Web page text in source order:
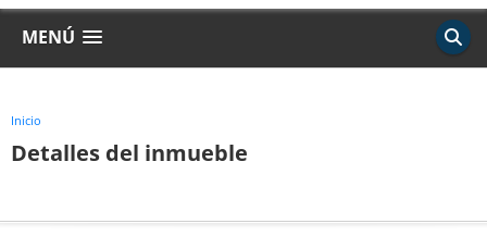
MENÚ
Inicio
Detalles del inmueble